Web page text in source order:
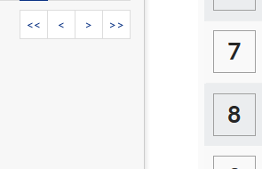
<< < > >>